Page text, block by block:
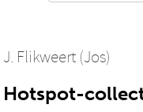
J. Flikweert (Jos)
Hotspot-